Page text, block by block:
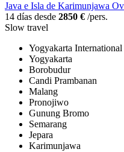
Java e Isla de Karimunjawa
14 días desde 2850 € /pers.
Slow travel
Yogyakarta
Yogyakarta
Borobudur
Candi Prambanan
Malang
Pronojiwo
Gunung Bromo
Semarang
Jepara
Karimunjawa